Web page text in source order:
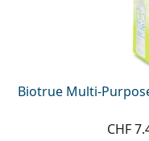
Biotrue Multi-
CHF